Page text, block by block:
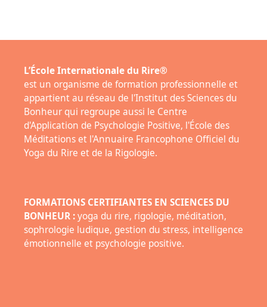
L’École Internationale du Rire®
est un organisme de formation professionnelle et
appartient au réseau de l'Institut des Sciences du
Bonheur qui regroupe aussi le Centre
d'Application de Psychologie Positive, l'École des
Méditations et l'Annuaire Francophone Officiel du
Yoga du Rire et de la Rigologie.
FORMATIONS CERTIFIANTES EN SCIENCES DU
BONHEUR :yoga du rire, rigologie, méditation,
sophrologie ludique, gestion du stress, intelligence
émotionnelle et psychologie positive.